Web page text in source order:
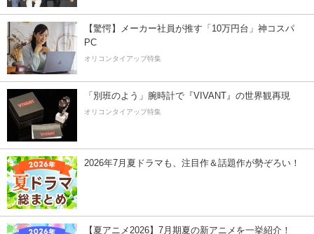
【驚愕】メーカー社員が推す「10万円台」神コスパ
PC
オリコンタイアップ特集
「別班のよう」腕時計で『VIVANT』の世界観再現
オリコンタイアップ特集
2026年7月夏ドラマも、注目作＆話題作が勢ぞろい！
【夏アニメ2026】7月期夏の新アニメを一挙紹介！